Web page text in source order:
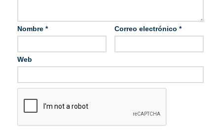
Nombre * Correo electrónico *
Web